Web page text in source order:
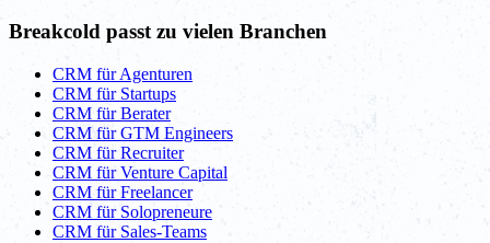
Breakcold passt zu vielen Branchen
CRM für Agenturen
CRM für Startups
CRM für Berater
CRM für GTM Engineers
CRM für Recruiter
CRM für Venture Capital
CRM für Freelancer
CRM für Solopreneure
CRM für Sales-Teams